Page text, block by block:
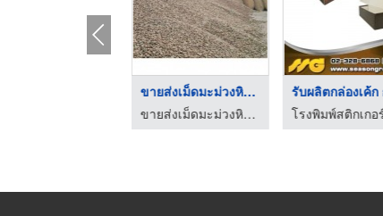
ขายส่งเม็ดมะม่วงหิมพ ...
ขายส่งเม็ดมะม่วงหิมพานต์ - เกียรติคุณพานิช ชลบุรี